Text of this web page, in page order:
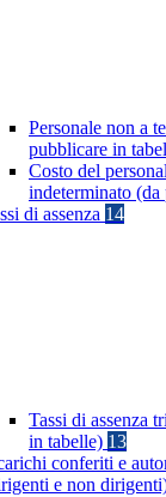
Personale non a
pubblicare in
Costo del
indeterminato
di assenza 14
Tassi di assenza
in tabelle) 13
conferiti e
e non